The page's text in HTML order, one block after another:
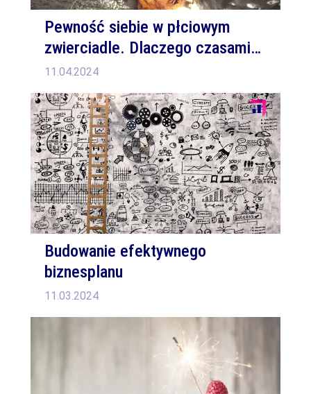
Pewność siebie w płciowym
zwierciadle. Dlaczego czasami
warto się przejrzeć?
11.04.2024
Budowanie efektywnego
biznesplanu
11.03.2024